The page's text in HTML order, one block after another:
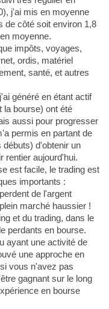
j'ai mis en moyenne
de côté soit environ 1,8
moyenne.
impôts, voyages,
ordis, matériel
santé, et autres
généré en étant actif
la bourse) ont été
aussi pour progresser
permis en partant de
d'obtenir un
rentier aujourd'hui.
est facile, le trading est
importants :
de l'argent
marché haussier !
et du trading, dans le
perdants en bourse.
ayant une activité de
une approche en
vous n'avez pas
gagnant sur le long
en bourse